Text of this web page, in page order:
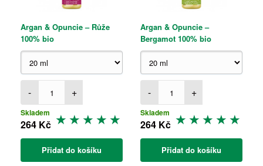
Argan & Opuncie – Růže
100% bio
- +
Skladem
264 Kč
Přidat do košíku
Argan & Opuncie –
Bergamot 100% bio
- +
Skladem
264 Kč
Přidat do košíku